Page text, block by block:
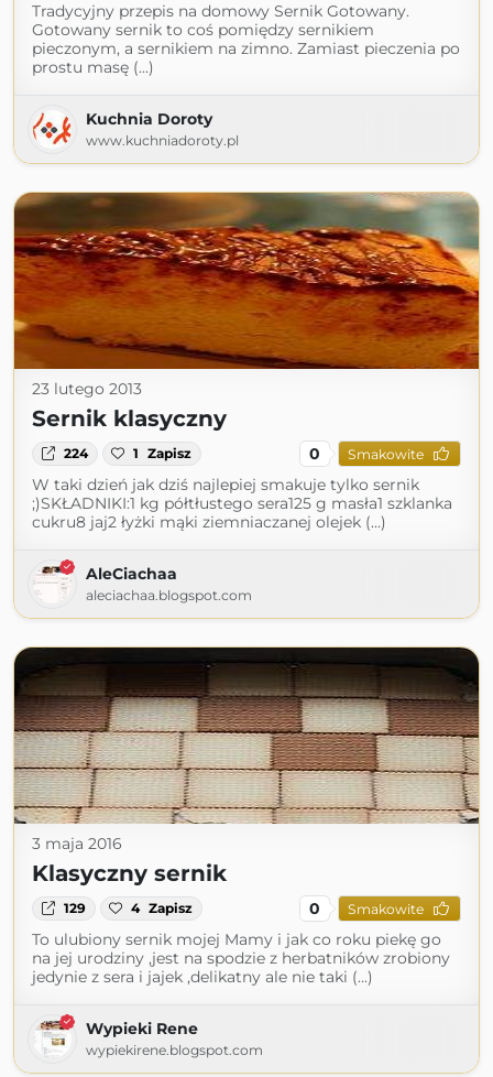
Tradycyjny przepis na domowy Sernik Gotowany.
Gotowany sernik to coś pomiędzy sernikiem
pieczonym, a sernikiem na zimno. Zamiast pieczenia po
prostu masę (...)
Kuchnia Doroty
www.kuchniadoroty.pl
23 lutego 2013
Sernik klasyczny
224 1 Zapisz 0 Smakowite
W taki dzień jak dziś najlepiej smakuje tylko sernik
;)SKŁADNIKI:1 kg półtłustego sera125 g masła1 szklanka
cukru8 jaj2 łyżki mąki ziemniaczanej olejek (...)
AleCiachaa
aleciachaa.blogspot.com
3 maja 2016
Klasyczny sernik
129 4 Zapisz 0 Smakowite
To ulubiony sernik mojej Mamy i jak co roku piekę go
na jej urodziny ,jest na spodzie z herbatników zrobiony
jedynie z sera i jajek ,delikatny ale nie taki (...)
Wypieki Rene
wypiekirene.blogspot.com